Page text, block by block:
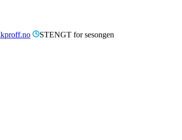
STENGT for sesongen